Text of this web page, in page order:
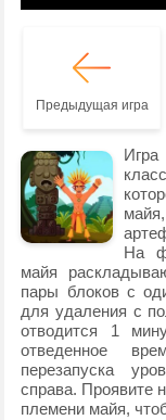
Предыдущая игра
На
майя
пары блоков с
для удаления с
отводится 1
отведенное
перезапуска
справа. Проявите
племени майя,